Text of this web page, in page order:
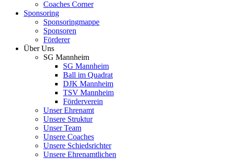
Coaches Corner
Sponsoring
Sponsoringmappe
Sponsoren
Förderer
Über Uns
SG Mannheim
SG Mannheim
Ball im Quadrat
DJK Mannheim
TSV Mannheim
Förderverein
Unser Ehrenamt
Unsere Struktur
Unser Team
Unsere Coaches
Unsere Schiedsrichter
Unsere Ehrenamtlichen